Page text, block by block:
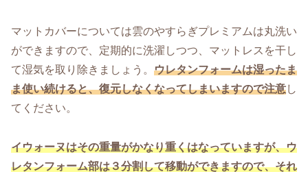
マットカバーについては雲のやすらぎプレミアムは丸洗い
ができますので、定期的に洗濯しつつ、マットレスを干し
て湿気を取り除きましょう。 ウレタンフォームは湿ったま
ま使い続けると、復元しなくなってしまいますので注意し
てください。
イウォーヌはその重量がかなり重くはなっていますが、ウ
レタンフォーム部は３分割して移動ができますので、それ